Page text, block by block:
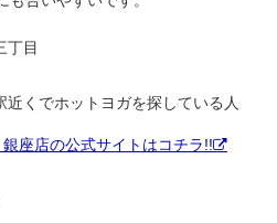
丁目
近くでホットヨガを探している人
座店の公式サイトはコチラ!!